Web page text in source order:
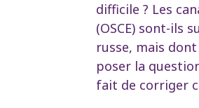
difficile ? Les
(OSCE) sont-ils
russe, mais
poser la
fait de corriger